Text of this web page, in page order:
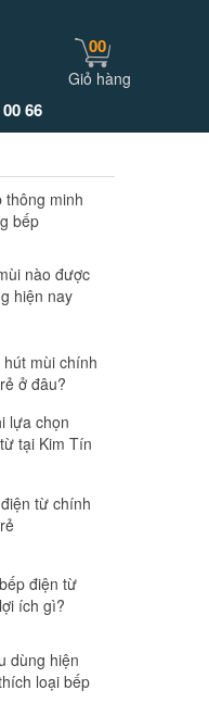
66
00
Giỏ hàng
thông minh
bếp
nào được
hiện nay
mùi chính
ở đâu?
lựa chọn
tại Kim Tín
từ chính
điện từ
ích gì?
dùng hiện
loại bếp